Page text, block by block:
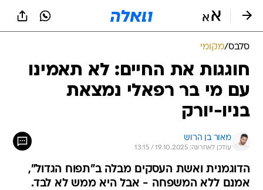
סלבס/מקומי
חוגגות את החיים: לא תאמינו
עם מי בר רפאלי נמצאת
בניו-יורק
מאור בן הרוש
עודכן לאחרונה: 19.10.2025 / 13:15
הדוגמנית ואשת העסקים מבלה ב"תפוח הגדול",
אמנם ללא המשפחה - אבל היא ממש לא לבד.